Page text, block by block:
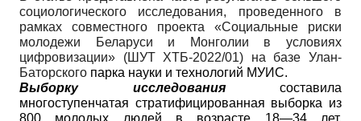
социологического исследования, проведенного в
рамках совместного проекта «Социальные риски
молодежи Беларуси и Монголии в условиях
цифровизации» (ШУТ ХТБ-2022/01) на базе Улан-
Баторского парка науки и технологий МУИС.
Выборку исследованиясоставила
многоступенчатая стратифицированная выборка из
800 молодых людей в возрасте 18—34 лет,